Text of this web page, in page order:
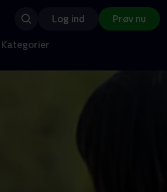
Log ind Prøv nu
Kategorier